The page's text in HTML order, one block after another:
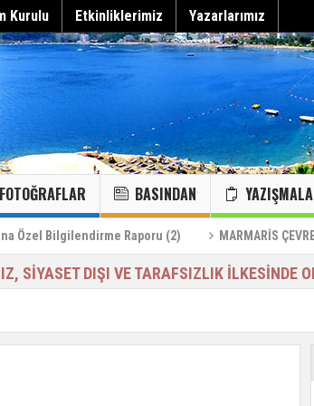
Kurulu Etkinliklerimiz Yazarlarımız
FOTOĞRAFLAR BASINDAN
Bilgilendirme Raporu (2) MARMARİS ÇEVRECİLERİ
SİYASET DIŞI VE TARAFSIZLIK İLKESİNDE